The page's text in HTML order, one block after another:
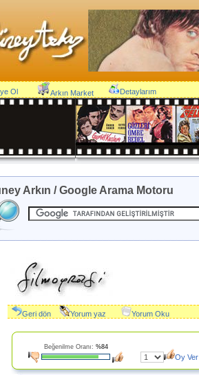
Ol Arkın Market Detaylarım
Arkın / Google Arama Motoru
Geri dön Yorum yaz Yorum Oku
Beğenilme Oranı: %84
Oy Ver